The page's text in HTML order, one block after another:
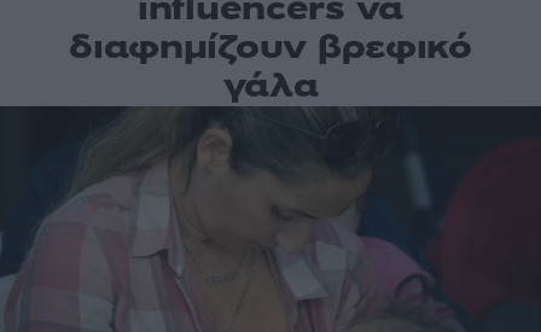
influencers να
διαφημίζουν βρεφικό
γάλα